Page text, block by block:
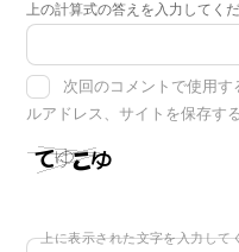
上の計算式の答えを入力してく
次回のコメントで使用
ルアドレス、サイトを保存する
上に表示された文字を入力して